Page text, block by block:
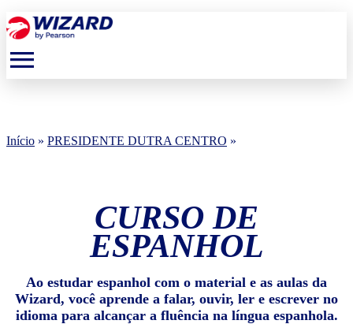
menu
Início » PRESIDENTE DUTRA CENTRO »
CURSO DE
ESPANHOL
Ao estudar espanhol com o material e as aulas da
Wizard, você aprende a falar, ouvir, ler e escrever no
idioma para alcançar a fluência na língua espanhola.